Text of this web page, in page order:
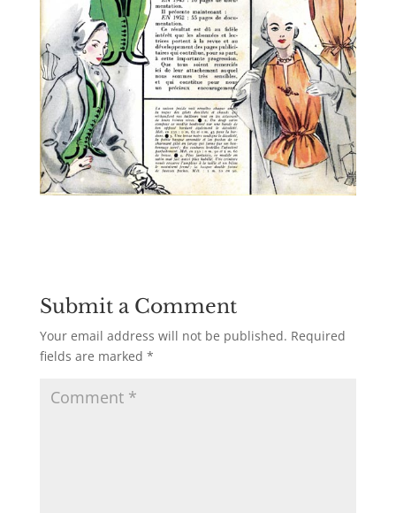
Submit a Comment
Your email address will not be published. Required
fields are marked *